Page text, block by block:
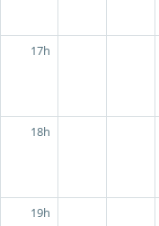
17h
18h
19h